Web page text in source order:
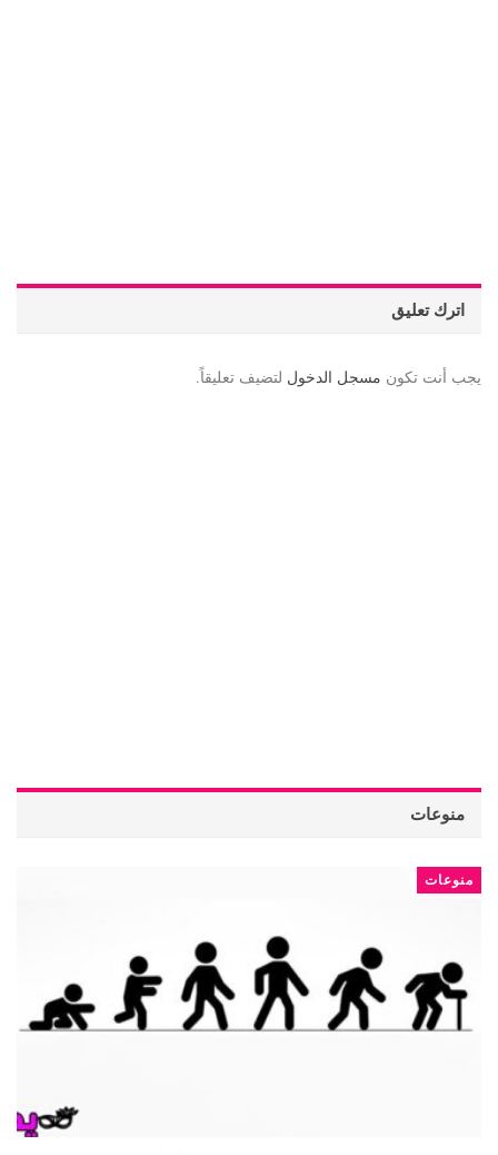
اترك تعليق
يجب أنت تكون مسجل الدخول لتضيف تعليقاً.
منوعات
منوعات